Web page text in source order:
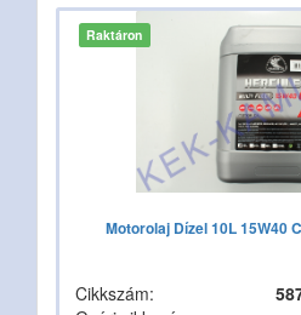
Raktáron
Motorolaj Dízel 10L 15W40
Cikkszám: